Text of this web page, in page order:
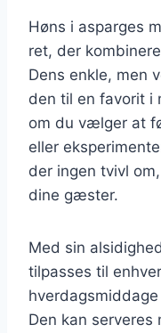
Høns i asparges
ret, der
Dens enkle, men
den til en favorit i
om du vælger at
eller
der ingen tvivl
dine gæster.
Med sin
tilpasses til
Den kan